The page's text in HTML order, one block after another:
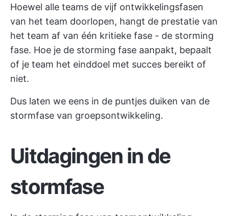
Hoewel alle teams de vijf ontwikkelingsfasen
van het team doorlopen, hangt de prestatie van
het team af van één kritieke fase - de storming
fase. Hoe je de storming fase aanpakt, bepaalt
of je team het einddoel met succes bereikt of
niet.
Dus laten we eens in de puntjes duiken van de
stormfase van groepsontwikkeling.
Uitdagingen in de
stormfase